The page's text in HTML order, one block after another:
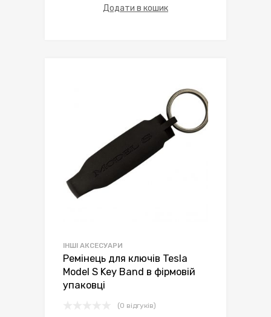
Додати в кошик
ІНШІ АКСЕСУАРИ
Ремінець для ключів Tesla
Model S Key Band в фірмовій
упаковці
(0 відгуків)